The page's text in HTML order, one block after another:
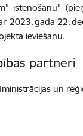
īstenošanu”
2023. gada 22.
ieviešanu.
partneri
un